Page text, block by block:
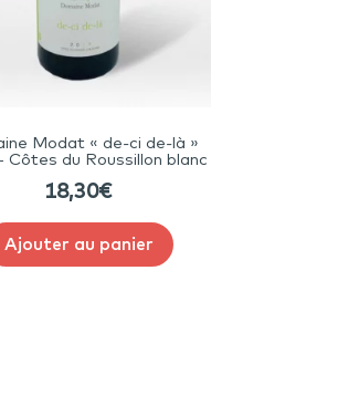
Modat « de-ci de-là »
Côtes du Roussillon blanc
18,30€
Ajouter au panier